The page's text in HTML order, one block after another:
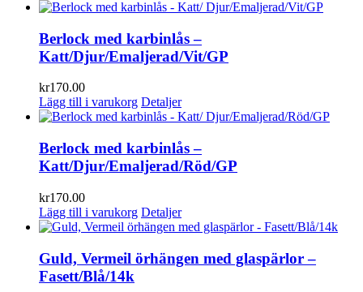
Berlock med karbinlås –
Katt/Djur/Emaljerad/Vit/GP
kr170.00
Lägg till i varukorg Detaljer
Berlock med karbinlås –
Katt/Djur/Emaljerad/Röd/GP
kr170.00
Lägg till i varukorg Detaljer
Guld, Vermeil örhängen med glaspärlor –
Fasett/Blå/14k